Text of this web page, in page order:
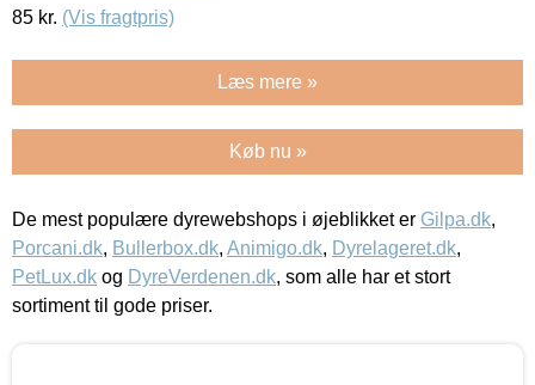
85 kr. (Vis fragtpris)
Læs mere »
Køb nu »
De mest populære dyrewebshops i øjeblikket er Gilpa.dk,
Porcani.dk, Bullerbox.dk, Animigo.dk, Dyrelageret.dk,
PetLux.dk og DyreVerdenen.dk, som alle har et stort
sortiment til gode priser.